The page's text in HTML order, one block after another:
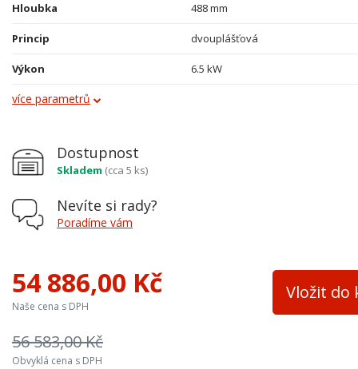
Hloubka 488 mm
Princip dvouplášťová
Výkon 6.5 kW
Obklad
Vývod kouřovodu
Varná plotna
Teplovodní výměník
Materiál
Výška osy zadního kouřovodu
více parametrů
Dostupnost
Skladem (cca 5 ks)
Nevíte si rady?
Poradíme vám
54 886,00 Kč
Naše cena s DPH
Vložit do
56 583,00 Kč
Obvyklá cena s DPH